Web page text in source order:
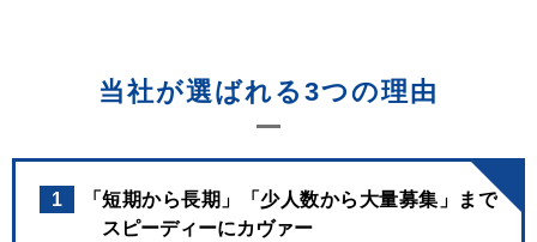
当社が選ばれる3つの理由
1
「短期から長期」「少人数から大量募集」まで
スピーディーにカヴァー